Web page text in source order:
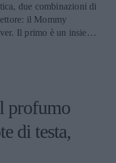
due combinazioni di
il Mommy
Il primo è un insieme
l'aspetto che avevano
Il secondo, invece,
in menopausa. Oggi,
terza opzione
volume e contrastare
profumo
di testa,